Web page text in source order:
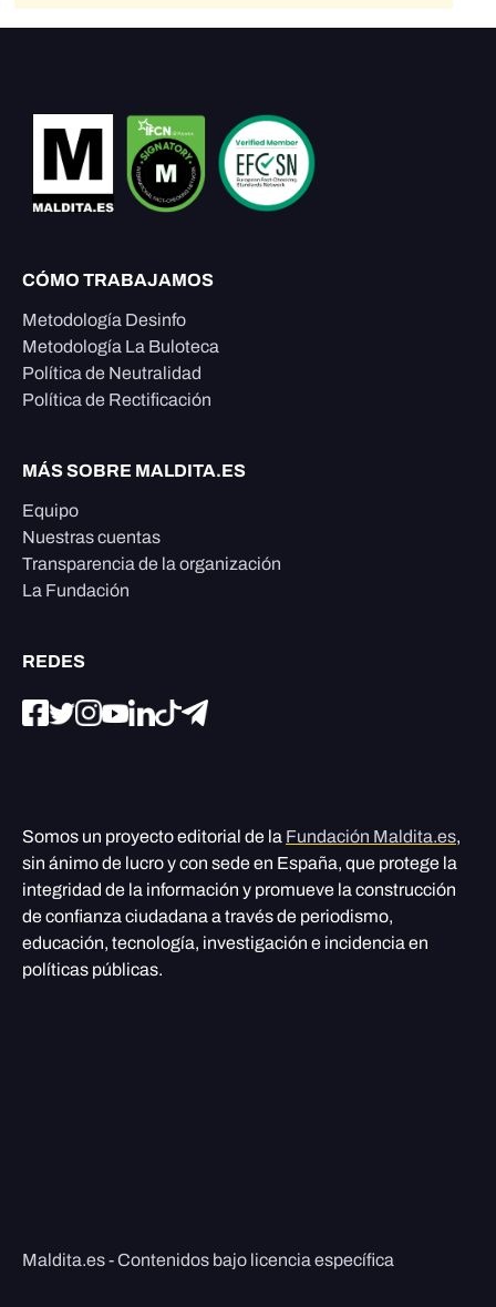
CÓMO TRABAJAMOS
Metodología Desinfo
Metodología La Buloteca
Política de Neutralidad
Política de Rectificación
MÁS SOBRE MALDITA.ES
Equipo
Nuestras cuentas
Transparencia de la organización
La Fundación
REDES
Somos un proyecto editorial de la Fundación Maldita.es,
sin ánimo de lucro y con sede en España, que protege la
integridad de la información y promueve la construcción
de confianza ciudadana a través de periodismo,
educación, tecnología, investigación e incidencia en
políticas públicas.
Maldita.es - Contenidos bajo licencia específica